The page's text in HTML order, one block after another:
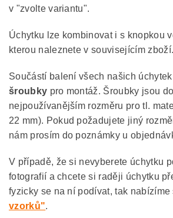
v "zvolte variantu".
Úchytku lze kombinovat i s knopkou
kterou naleznete v souvisejícím zboží.
Součástí balení všech našich
šroubky pro montáž. Šroubky jsou
nejpoužívanějším rozměru pro tl.
22 mm). Pokud požadujete jiný
nám prosím do poznámky u
V případě, že si nevyberete úchytku
fotografií a chcete si raději úchytku
fyzicky se na ní podívat, tak nabízíme
vzorků".